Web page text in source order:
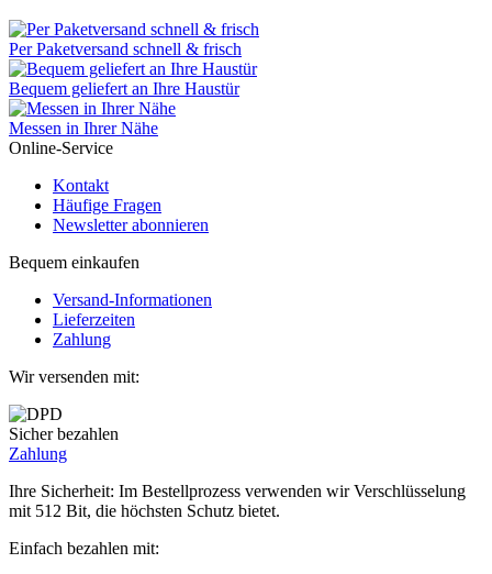
Per Paketversand schnell & frisch
Bequem geliefert an Ihre Haustür
Messen in Ihrer Nähe
Online-Service
Kontakt
Häufige Fragen
Newsletter abonnieren
Bequem einkaufen
Versand-Informationen
Lieferzeiten
Zahlung
Wir versenden mit:
Sicher bezahlen
Zahlung
Ihre Sicherheit: Im Bestellprozess verwenden wir Verschlüsselung
mit 512 Bit, die höchsten Schutz bietet.
Einfach bezahlen mit: